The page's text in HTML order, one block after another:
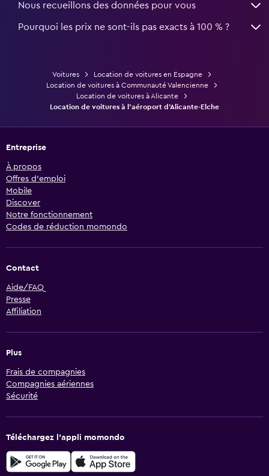
Nous recueillons des données pour vous
Pourquoi les prix ne sont-ils pas exacts à 100 % ?
Voitures
Location de voitures en Espagne
Location de voitures à Communauté Valencienne
Location de voitures à Alicante
Location de voitures à l'aéroport d'Alicante-Elche
Entreprise
À propos
Offres d’emploi
Mobile
Discover
Notre fonctionnement
Codes de réduction momondo
Contact
Aide/FAQ
Presse
Affiliation
Plus
Frais de compagnies
Compagnies aériennes
Sécurité
Téléchargez l’appli momondo